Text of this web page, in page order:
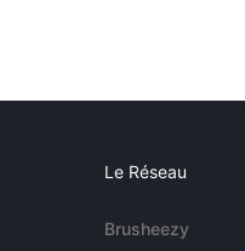
Le Réseau
Brusheezy